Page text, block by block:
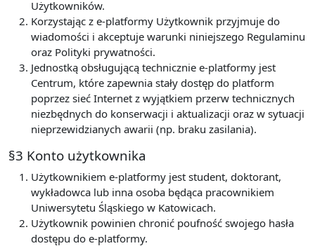
Użytkowników.
Korzystając z e-platformy Użytkownik przyjmuje do
wiadomości i akceptuje warunki niniejszego Regulaminu
oraz Polityki prywatności.
Jednostką obsługującą technicznie e-platformy jest
Centrum, które zapewnia stały dostęp do platform
poprzez sieć Internet z wyjątkiem przerw technicznych
niezbędnych do konserwacji i aktualizacji oraz w sytuacji
nieprzewidzianych awarii (np. braku zasilania).
§3 Konto użytkownika
Użytkownikiem e-platformy jest student, doktorant,
wykładowca lub inna osoba będąca pracownikiem
Uniwersytetu Śląskiego w Katowicach.
Użytkownik powinien chronić poufność swojego hasła
dostępu do e-platformy.